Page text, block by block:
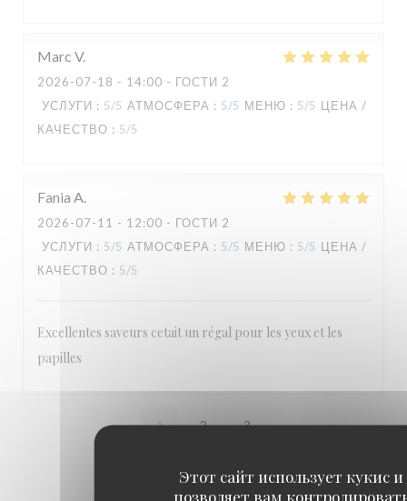
Этот сайт использует кукис и
позволяет вам
Marc V
2026-07-18 - 14:00 - ГОСТИ 2
УСЛУГИ : 5/5 АТМОСФЕРА : 5/5 МЕНЮ : 5/5 ЦЕНА /
КАЧЕСТВО : 5/5
Fania A
2026-07-11 - 12:00 - ГОСТИ 2
УСЛУГИ : 5/5 АТМОСФЕРА : 5/5 МЕНЮ : 5/5 ЦЕНА /
КАЧЕСТВО : 5/5
Excellentes saveurs cetait un régal pour les yeux et les
papilles
1 2 3